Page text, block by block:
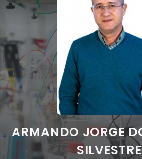
ARMANDO JORGE
SILVESTRE